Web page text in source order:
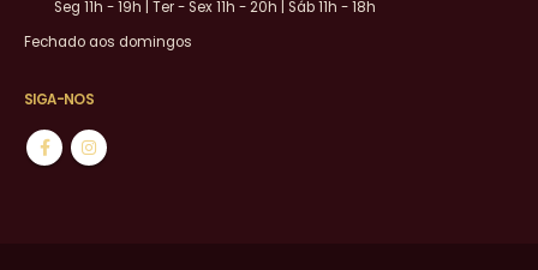
Seg 11h - 19h | Ter - Sex 11h - 20h | Sáb 11h - 18h
Fechado aos domingos
SIGA-NOS